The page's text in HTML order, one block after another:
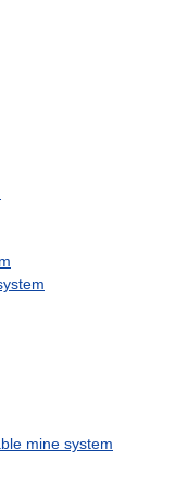
mine system